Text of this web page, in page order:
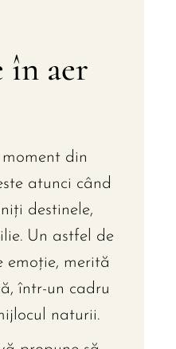
în aer
din
atunci când
destinele,
Un astfel de
emoție, merită
într-un cadru
naturii.